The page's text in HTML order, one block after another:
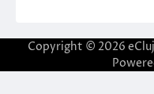
Copyright © 2026